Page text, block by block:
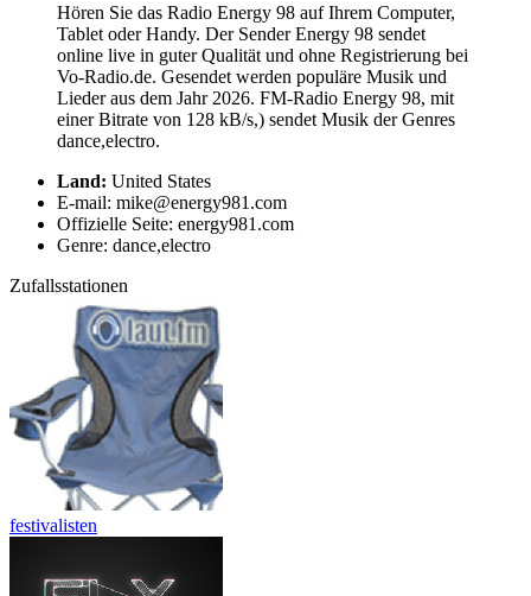
Hören Sie das Radio Energy 98 auf Ihrem Computer,
Tablet oder Handy. Der Sender Energy 98 sendet
online live in guter Qualität und ohne Registrierung bei
Vo-Radio.de. Gesendet werden populäre Musik und
Lieder aus dem Jahr 2026. FM-Radio Energy 98, mit
einer Bitrate von 128 kB/s,) sendet Musik der Genres
dance,electro.
Land: United States
E-mail: mike@energy981.com
Offizielle Seite: energy981.com
Genre: dance,electro
Zufallsstationen
festivalisten